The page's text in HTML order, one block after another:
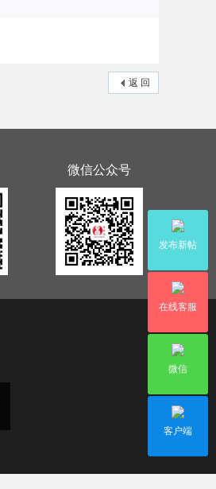
返 回
发布新帖
在线客服
微信
客户端
微信公众号